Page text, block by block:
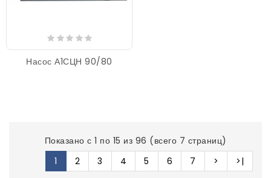
Насос А1СЦН 90/80
Показано с 1 по 15 из 96 (всего 7 страниц)
1
2 3 4 5 6 7 > >|